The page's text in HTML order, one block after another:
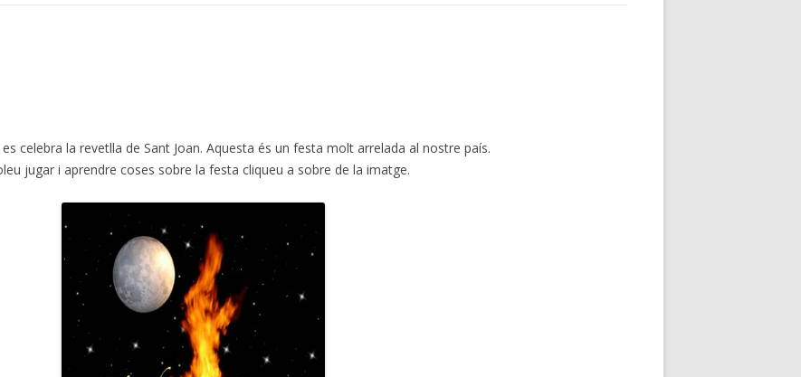
celebra la revetlla de Sant Joan. Aquesta és un festa molt arrelada al nostre país.
jugar i aprendre coses sobre la festa cliqueu a sobre de la imatge.